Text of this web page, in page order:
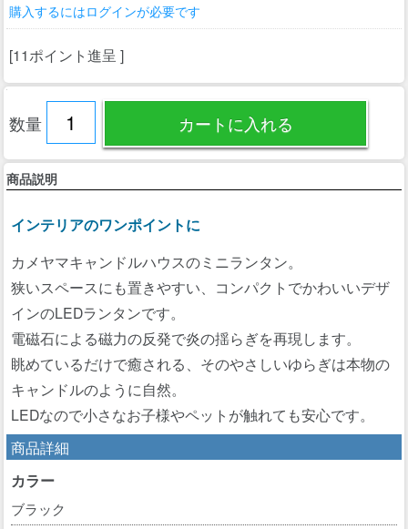
購入するにはログインが必要です
[11ポイント進呈 ]
数量
商品説明
インテリアのワンポイントに
カメヤマキャンドルハウスのミニランタン。
狭いスペースにも置きやすい、コンパクトでかわいいデザ
インのLEDランタンです。
電磁石による磁力の反発で炎の揺らぎを再現します。
眺めているだけで癒される、そのやさしいゆらぎは本物の
キャンドルのように自然。
LEDなので小さなお子様やペットが触れても安心です。
商品詳細
カラー
ブラック